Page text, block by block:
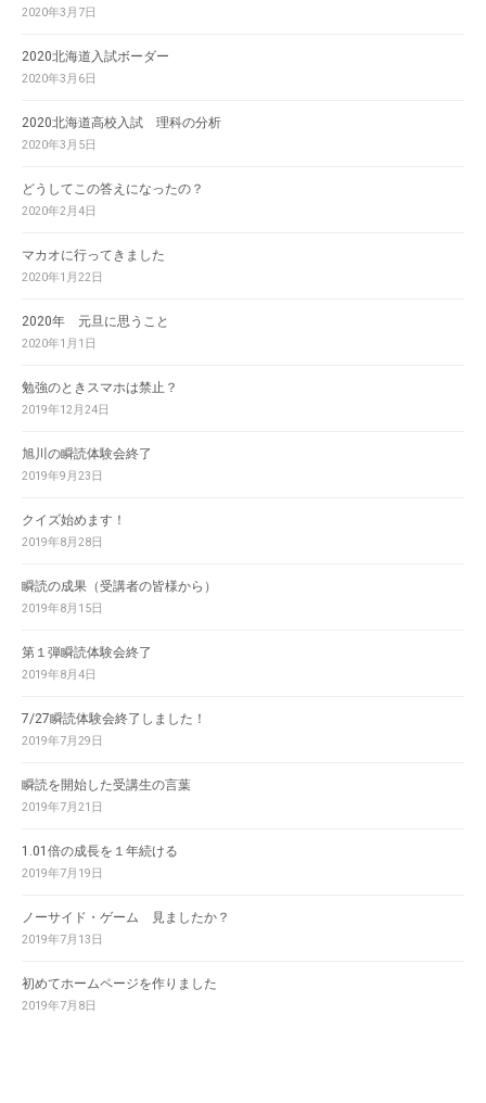
2020年3月7日
2020北海道入試ボーダー
2020年3月6日
2020北海道高校入試 理科の分析
2020年3月5日
どうしてこの答えになったの？
2020年2月4日
マカオに行ってきました
2020年1月22日
2020年 元旦に思うこと
2020年1月1日
勉強のときスマホは禁止？
2019年12月24日
旭川の瞬読体験会終了
2019年9月23日
クイズ始めます！
2019年8月28日
瞬読の成果（受講者の皆様から）
2019年8月15日
第１弾瞬読体験会終了
2019年8月4日
7/27瞬読体験会終了しました！
2019年7月29日
瞬読を開始した受講生の言葉
2019年7月21日
1.01倍の成長を１年続ける
2019年7月19日
ノーサイド・ゲーム 見ましたか？
2019年7月13日
初めてホームページを作りました
2019年7月8日